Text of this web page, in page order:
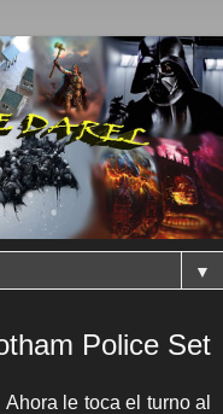
▼
Police Set
le toca el turno al